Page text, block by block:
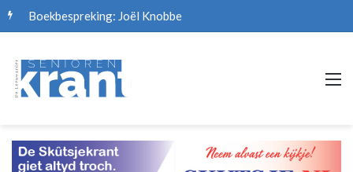
Boekbespreking: Joël Knobbe